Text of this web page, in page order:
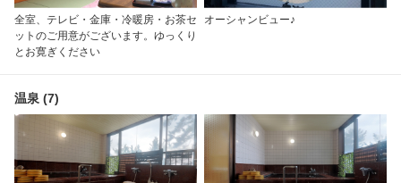
全室、テレビ・金庫・冷暖房・お茶セ
ットのご用意がございます。ゆっくり
とお寛ぎください
オーシャンビュー♪
温泉 (7)